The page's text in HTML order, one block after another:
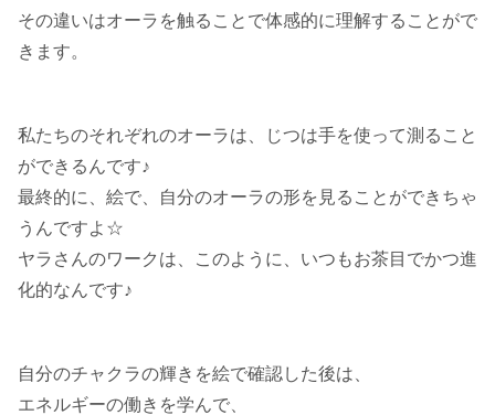
その違いはオーラを触ることで体感的に理解することがで
きます。
私たちのそれぞれのオーラは、じつは手を使って測ること
ができるんです♪
最終的に、絵で、自分のオーラの形を見ることができちゃ
うんですよ☆
ヤラさんのワークは、このように、いつもお茶目でかつ進
化的なんです♪
自分のチャクラの輝きを絵で確認した後は、
エネルギーの働きを学んで、